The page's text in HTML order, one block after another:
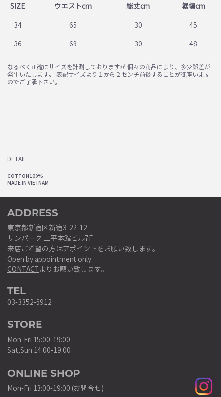
SIZE ウエストcm 総丈cm 裾幅cm
34 65 30 45
36 68 30 48
なるべく正確にサイズを計測しておりますが 個々の商品により、多少誤差が
発生いたします。 表記サイズより１から２センチ前後することが御座います
のでご了承下さい。
DETAIL
COTTON100%
MADE IN VIETNAM
ADDRESS
東京都新宿区新宿3-22-12
サンパーク 三平本館ビル7F
来店ご希望の方はアポイントをお願い致します。
Open by appointment only
CONTACTよりお願い致します。
TEL
03-3352-6912
STORE
Mon-Fri 15:00-19:00
Sat,Sun 14:00-19:00
ONLINE SHOP
Mon-Fri 13:00-19:00 (お問合せ)